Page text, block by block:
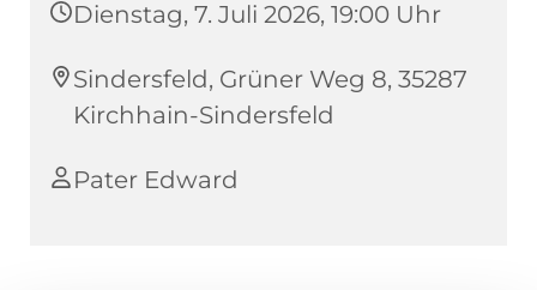
Dienstag, 7. Juli 2026, 19:00 Uhr
Sindersfeld, Grüner Weg 8, 35287
Kirchhain-Sindersfeld
Pater Edward